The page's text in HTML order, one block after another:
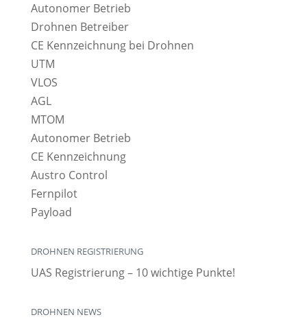
Autonomer Betrieb
Drohnen Betreiber
CE Kennzeichnung bei Drohnen
UTM
VLOS
AGL
MTOM
Autonomer Betrieb
CE Kennzeichnung
Austro Control
Fernpilot
Payload
DROHNEN REGISTRIERUNG
UAS Registrierung – 10 wichtige Punkte!
DROHNEN NEWS